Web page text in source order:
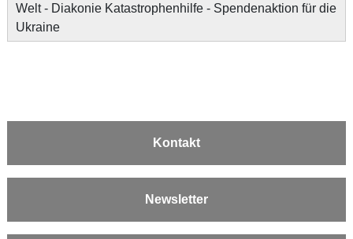
Welt - Diakonie Katastrophenhilfe - Spendenaktion für die
Ukraine
Kontakt
Newsletter